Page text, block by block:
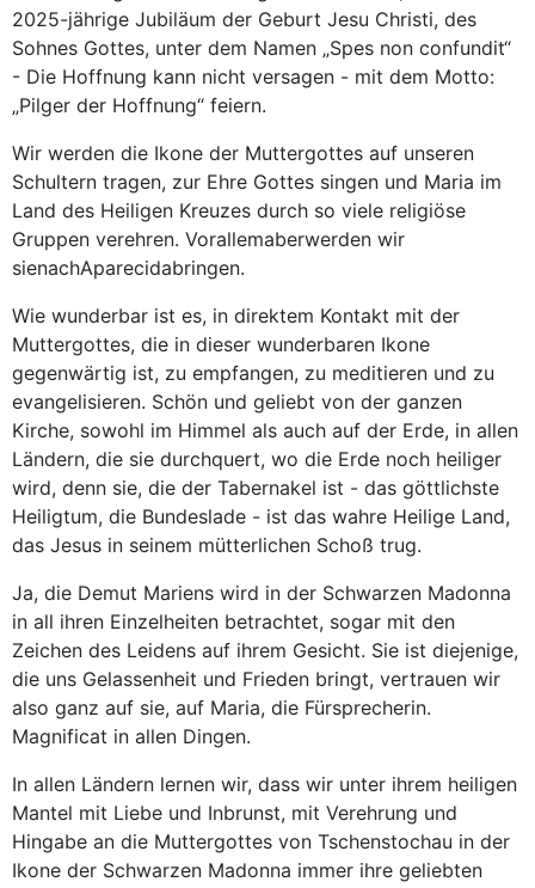
2025-jährige Jubiläum der Geburt Jesu Christi, des
Sohnes Gottes, unter dem Namen „Spes non confundit“
- Die Hoffnung kann nicht versagen - mit dem Motto:
„Pilger der Hoffnung“ feiern.
Wir werden die Ikone der Muttergottes auf unseren
Schultern tragen, zur Ehre Gottes singen und Maria im
Land des Heiligen Kreuzes durch so viele religiöse
Gruppen verehren. Vorallemaberwerden wir
sienachAparecidabringen.
Wie wunderbar ist es, in direktem Kontakt mit der
Muttergottes, die in dieser wunderbaren Ikone
gegenwärtig ist, zu empfangen, zu meditieren und zu
evangelisieren. Schön und geliebt von der ganzen
Kirche, sowohl im Himmel als auch auf der Erde, in allen
Ländern, die sie durchquert, wo die Erde noch heiliger
wird, denn sie, die der Tabernakel ist - das göttlichste
Heiligtum, die Bundeslade - ist das wahre Heilige Land,
das Jesus in seinem mütterlichen Schoß trug.
Ja, die Demut Mariens wird in der Schwarzen Madonna
in all ihren Einzelheiten betrachtet, sogar mit den
Zeichen des Leidens auf ihrem Gesicht. Sie ist diejenige,
die uns Gelassenheit und Frieden bringt, vertrauen wir
also ganz auf sie, auf Maria, die Fürsprecherin.
Magnificat in allen Dingen.
In allen Ländern lernen wir, dass wir unter ihrem heiligen
Mantel mit Liebe und Inbrunst, mit Verehrung und
Hingabe an die Muttergottes von Tschenstochau in der
Ikone der Schwarzen Madonna immer ihre geliebten